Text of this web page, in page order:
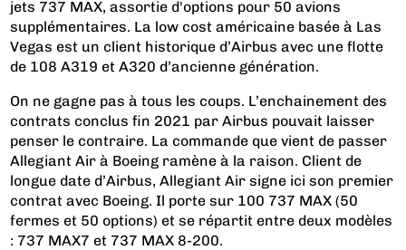
jets 737 MAX, assortie d'options pour 50 avions
supplémentaires. La low cost américaine basée à Las
Vegas est un client historique d’Airbus avec une flotte
de 108 A319 et A320 d’ancienne génération.
On ne gagne pas à tous les coups. L’enchainement des
contrats conclus fin 2021 par Airbus pouvait laisser
penser le contraire. La commande que vient de passer
Allegiant Air à Boeing ramène à la raison. Client de
longue date d’Airbus, Allegiant Air signe ici son premier
contrat avec Boeing. Il porte sur 100 737 MAX (50
fermes et 50 options) et se répartit entre deux modèles
: 737 MAX7 et 737 MAX 8-200.